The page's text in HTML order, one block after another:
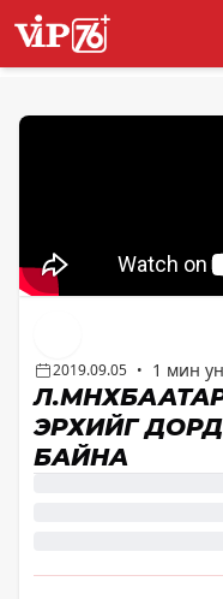
2019.09.05 • 1 мин
ЭРХИЙГ
БАЙНА